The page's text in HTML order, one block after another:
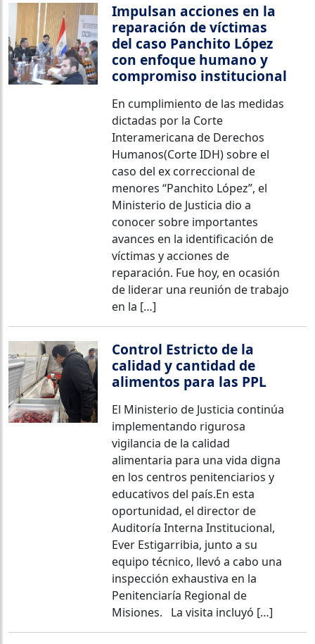
Impulsan acciones en la
reparación de víctimas
del caso Panchito López
con enfoque humano y
compromiso institucional
En cumplimiento de las medidas
dictadas por la Corte
Interamericana de Derechos
Humanos(Corte IDH) sobre el
caso del ex correccional de
menores “Panchito López”, el
Ministerio de Justicia dio a
conocer sobre importantes
avances en la identificación de
víctimas y acciones de
reparación. Fue hoy, en ocasión
de liderar una reunión de trabajo
en la […]
Control Estricto de la
calidad y cantidad de
alimentos para las PPL
El Ministerio de Justicia continúa
implementando rigurosa
vigilancia de la calidad
alimentaria para una vida digna
en los centros penitenciarios y
educativos del país.En esta
oportunidad, el director de
Auditoría Interna Institucional,
Ever Estigarribia, junto a su
equipo técnico, llevó a cabo una
inspección exhaustiva en la
Penitenciaría Regional de
Misiones. La visita incluyó […]